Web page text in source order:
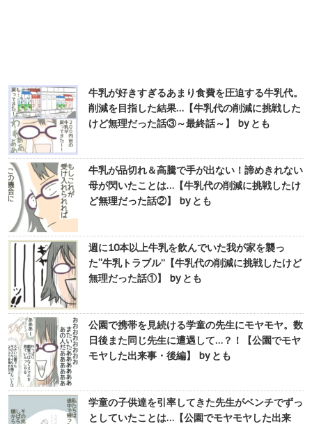
牛乳が好きすぎるあまり食費を圧迫する牛乳代。
削減を目指した結果…【牛乳代の削減に挑戦した
けど無理だった話③～最終話～】 by とも
牛乳が品切れ＆高騰で手が出ない！諦めきれない
母が閃いたことは…【牛乳代の削減に挑戦したけ
ど無理だった話②】 by とも
週に10本以上牛乳を飲んでいた我が家を襲っ
た“牛乳トラブル”【牛乳代の削減に挑戦したけど
無理だった話①】 by とも
公園で携帯を見続ける学童の先生にモヤモヤ。数
日後また同じ先生に遭遇して…？！【公園でモヤ
モヤした出来事・後編】 by とも
学童の子供達を引率してきた先生がベンチでずっ
としていたことは…【公園でモヤモヤした出来